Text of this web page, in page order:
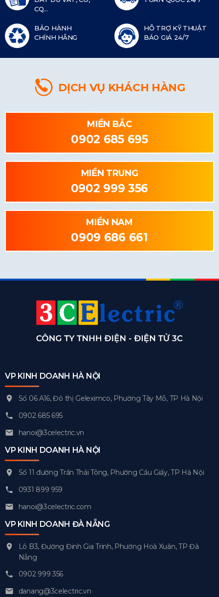
CQ...
BẢO HÀNH
CHÍNH HÃNG
HỖ TRỢ KỸ THUẬT
BÁO GIÁ 24/7
DỊCH VỤ KHÁCH HÀNG
MIỀN BẮC
0902 685 695
MIỀN TRUNG
0902 999 356
MIỀN NAM
0909 686 661
VP KINH DOANH HÀ NỘI
Số 06 A16, Đô thị Geleximco, Phường Tây Mỗ, TP Hà Nội
0902 685 695
hanoi@3celectric.vn
VP KINH DOANH HÀ NỘI
Số 11 đường Trần Thái Tông, Phường Cầu Giấy, TP Hà Nội
0931 899 959
hanoi@3celectric.com
VP KINH DOANH ĐÀ NẴNG
Lô B3, Đường Đinh Gia Trinh, Phường Hoà Xuân, TP Đà
Nẵng
0902 999 356
danang@3celectric.vn